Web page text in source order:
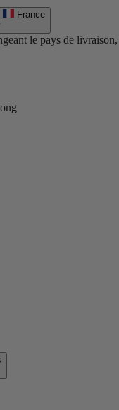
France
le pays de